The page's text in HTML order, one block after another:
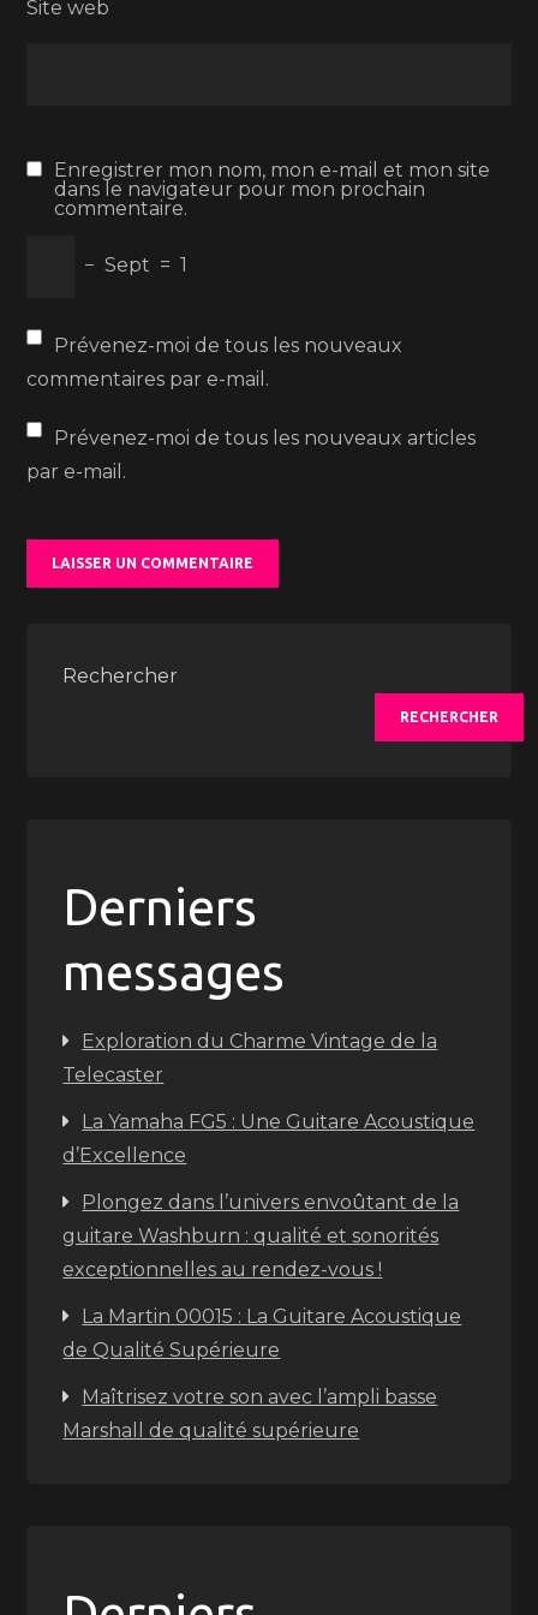
Site web
Enregistrer mon nom, mon e-mail et mon site
dans le navigateur pour mon prochain
commentaire.
− Sept = 1
Prévenez-moi de tous les nouveaux
commentaires par e-mail.
Prévenez-moi de tous les nouveaux articles
par e-mail.
Rechercher
RECHERCHER
Derniers
messages
Exploration du Charme Vintage de la
Telecaster
La Yamaha FG5 : Une Guitare Acoustique
d’Excellence
Plongez dans l’univers envoûtant de la
guitare Washburn : qualité et sonorités
exceptionnelles au rendez-vous !
La Martin 00015 : La Guitare Acoustique
de Qualité Supérieure
Maîtrisez votre son avec l’ampli basse
Marshall de qualité supérieure